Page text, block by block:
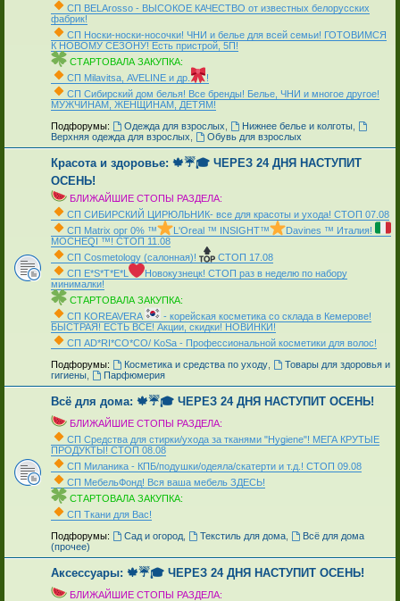
СП ВЕLАrosso - ВЫСОКОЕ КАЧЕСТВО от известных белорусских
фабрик!
СП Носки-носки-носочки! ЧНИ и белье для всей семьи! ГОТОВИМСЯ
К НОВОМУ СЕЗОНУ! Есть пристрой, 5П!
СТАРТОВАЛА ЗАКУПКА:
СП Мilavitsа, AVELINE и др.
!
СП Сибирский дом белья! Все бренды! Белье, ЧНИ и многое другое!
МУЖЧИНАМ, ЖЕНЩИНАМ, ДЕТЯМ!
Подфорумы: Одежда для взрослых Нижнее белье и колготы,
Верхняя одежда для взрослых
Обувь для взрослых
Красота и здоровье: 🍁☔🎓 ЧЕРЕЗ 24 ДНЯ НАСТУПИТ
ОСЕНЬ!
БЛИЖАЙШИЕ СТОПЫ РАЗДЕЛА:
СП СИБИРСКИЙ ЦИРЮЛЬНИК- все для красоты и ухода! СТОП 07.08
СП Matrix орг 0% ™
L'Oreal ™ INSIGHT™
Davines ™ Италия!
MOCHEQI ™! СТОП 11.08
СП Cosmetology (салонная)!
СТОП 17.08
СП Е*S*T*Е*L
Новокузнецк! СТОП раз в неделю по набору
минималки!
СТАРТОВАЛА ЗАКУПКА:
СП KOREAVERA
- корейская косметика со склада в Кемерове!
БЫСТРАЯ! ЕСТЬ ВСЁ! Акции, скидки! НОВИНКИ!
СП AD*RI*CO*CO/ KoSa - Профессиональной косметики для волос!
Подфорумы: Косметика и средства по уходу,
Товары для здоровья и
гигиены
Парфюмерия
Всё для дома: 🍁☔🎓 ЧЕРЕЗ 24 ДНЯ НАСТУПИТ ОСЕНЬ!
БЛИЖАЙШИЕ СТОПЫ РАЗДЕЛА:
СП Средства для стирки/ухода за тканями "Hygiene"! МЕГА КРУТЫЕ
ПРОДУКТЫ! СТОП 08.08
СП Миланика - КПБ/подушки/одеяла/скатерти и т.д.! СТОП 09.08
СП МебельФонд! Вся ваша мебель ЗДЕСЬ!
СТАРТОВАЛА ЗАКУПКА:
СП Ткани для Вас!
Подфорумы: Сад и огород, Текстиль для дома,
Всё для дома
(прочее)
Аксессуары: 🍁☔🎓 ЧЕРЕЗ 24 ДНЯ НАСТУПИТ ОСЕНЬ!
БЛИЖАЙШИЕ СТОПЫ РАЗДЕЛА: